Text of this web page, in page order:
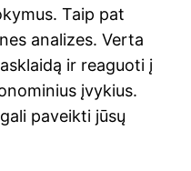
Taip pat
analizes. Verta
ir reaguoti į
įvykius.
paveikti jūsų